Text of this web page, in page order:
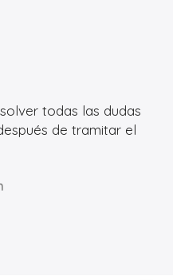
todas las dudas
de tramitar el